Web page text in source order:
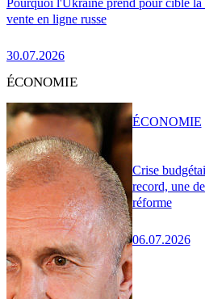
vente en ligne russe
30.07.2026
ÉCONOMIE
Crise
record, une
réforme
06.07.2026
ÉCONOMIE